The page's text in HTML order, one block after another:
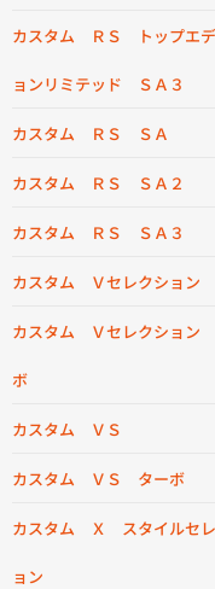
カスタム ＲＳ トップエ
ョンリミテッド ＳＡ３
カスタム ＲＳ ＳＡ
カスタム ＲＳ ＳＡ２
カスタム ＲＳ ＳＡ３
カスタム Ｖセレクション
カスタム Ｖセレクション
ボ
カスタム ＶＳ
カスタム ＶＳ ターボ
カスタム Ｘ スタイルセ
ョン